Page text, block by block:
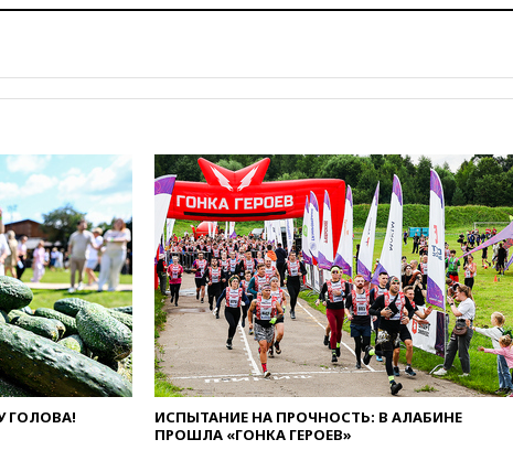
коррупции
выгоду безвизового режима с
ЕС
ресторана «Армения» в
Москве вернут утраченную
скульптуру балерины
вчера, 22:45Литовец
протаранил погранпункт при
попытке попасть в Россию
вчера, 22:28 Бессент
анонсировал скорое
соглашение о прекращении
огня США и Ирана
вчера, 22:15Три человека
получили ножевые ранения
при нападении в Чехии
ГОЛОВА!
ИСПЫТАНИЕ НА ПРОЧНОСТЬ: В АЛАБИНЕ
ПРОШЛА «ГОНКА ГЕРОЕВ»